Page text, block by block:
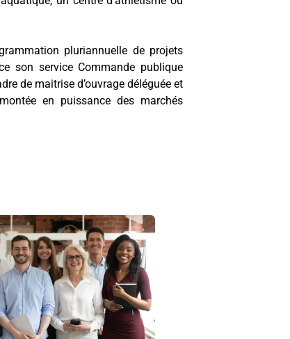
pluriannuelle de projets
son service Commande publique
de maitrise d’ouvrage déléguée et
en puissance des marchés